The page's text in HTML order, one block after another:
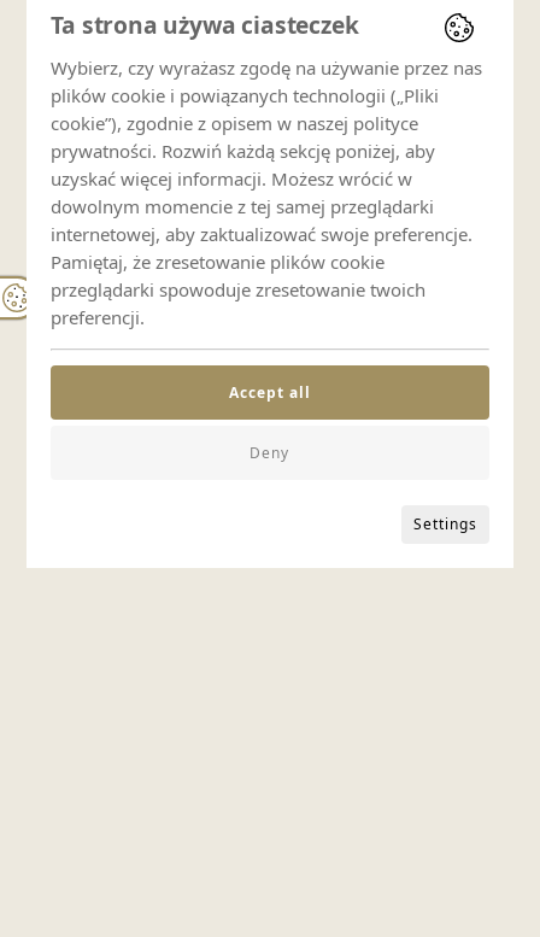
Ta strona używa ciasteczek
Wybierz, czy wyrażasz zgodę na używanie przez nas
plików cookie i powiązanych technologii („Pliki
cookie”), zgodnie z opisem w naszej polityce
prywatności. Rozwiń każdą sekcję poniżej, aby
uzyskać więcej informacji. Możesz wrócić w
dowolnym momencie z tej samej przeglądarki
internetowej, aby zaktualizować swoje preferencje.
Pamiętaj, że zresetowanie plików cookie
przeglądarki spowoduje zresetowanie twoich
preferencji.
Settings
Deny
Accept all